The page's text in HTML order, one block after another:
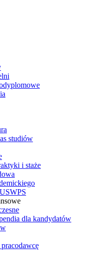
studiów
i staże
dla kandydatów